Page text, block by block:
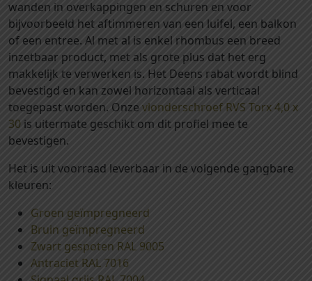
0
x
2
8
m
m
(
5
3
m
m
wanden in overkappingen en schuren en voor
bijvoorbeeld het aftimmeren van een luifel, een balkon
of een entree. Al met al is enkel rhombus een breed
inzetbaar product, met als grote plus dat het erg
makkelijk te verwerken is. Het Deens rabat wordt blind
bevestigd en kan zowel horizontaal als verticaal
toegepast worden. Onze vlonderschroef RVS Torx 4,0 x
30 is uitermate geschikt om dit profiel mee te
bevestigen.
Het is uit voorraad leverbaar in de volgende gangbare
kleuren:
Groen geïmpregneerd
Bruin geïmpregneerd
Zwart gespoten RAL 9005
Antraciet RAL 7016